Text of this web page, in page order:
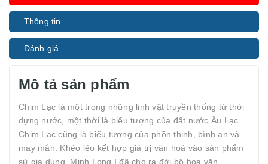
Thông tin
Đánh giá
Mô tả sản phẩm
Chim Lạc là một trong những linh vật truyền thống từ thời
dựng nước, một thời là biểu tượng của đất nước Âu Lạc.
Chim Lạc cũng là biểu tượng của phồn thịnh, bình an và
may mắn. Khéo léo kết hợp giá trị văn hoá vào sản phẩm
sứ gia dụng, Minh Long I đã cho ra đời bộ hoa văn